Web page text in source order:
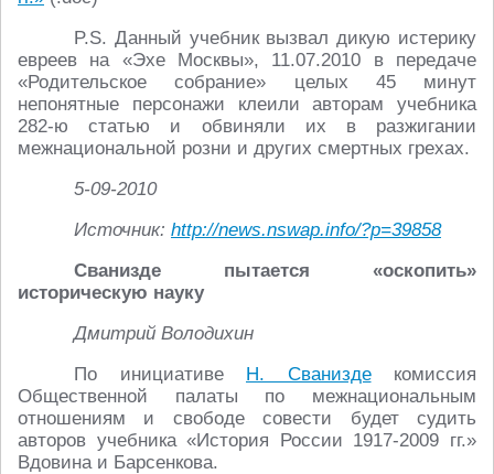
P.S. Данный учебник вызвал дикую истерику
евреев на «Эхе Москвы», 11.07.2010 в передаче
«Родительское собрание» целых 45 минут
непонятные персонажи клеили авторам учебника
282-ю статью и обвиняли их в разжигании
межнациональной розни и других смертных грехах.
5-09-2010
Источник: http://news.nswap.info/?p=39858
Сванизде пытается «оскопить»
историческую науку
Дмитрий Володихин
По инициативе Н. Сваниздекомиссия
Общественной палаты по межнациональным
отношениям и свободе совести будет судить
авторов учебника «История России 1917-2009 гг.»
Вдовина и Барсенкова.